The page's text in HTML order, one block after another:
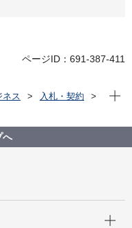
ページID：691-387-411
ネス
入札・契約
用仮想デスクトップ構築
現在
へ